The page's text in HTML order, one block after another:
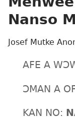
Nanso
Josef Mutke
AFE A
ƆMAN A
KAN NO: